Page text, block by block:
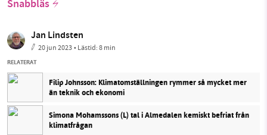
Snabbläs
Jan Lindsten
20 jun 2023• Lästid:8 min
RELATERAT
Filip Johnsson: Klimatomställningen rymmer så mycket mer
än teknik och ekonomi
Simona Mohamssons (L) tal i Almedalen kemiskt befriat från
klimatfrågan